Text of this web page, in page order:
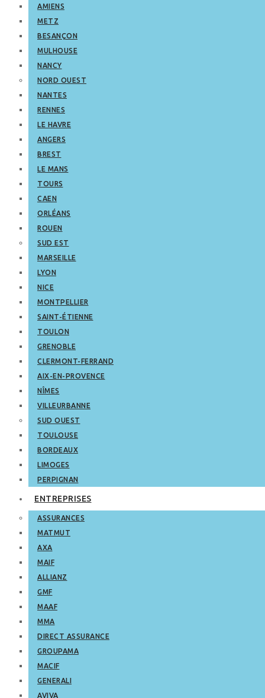
AMIENS
METZ
BESANÇON
MULHOUSE
NANCY
NORD OUEST
NANTES
RENNES
LE HAVRE
ANGERS
BREST
LE MANS
TOURS
CAEN
ORLÉANS
ROUEN
SUD EST
MARSEILLE
LYON
NICE
MONTPELLIER
SAINT-ÉTIENNE
TOULON
GRENOBLE
CLERMONT-FERRAND
AIX-EN-PROVENCE
NÎMES
VILLEURBANNE
SUD OUEST
TOULOUSE
BORDEAUX
LIMOGES
PERPIGNAN
ENTREPRISES
ASSURANCES
MATMUT
AXA
MAIF
ALLIANZ
GMF
MAAF
MMA
DIRECT ASSURANCE
GROUPAMA
MACIF
GENERALI
AVIVA